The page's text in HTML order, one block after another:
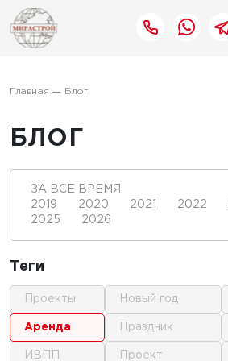
Главная Блог
БЛОГ
ЗА ВСЕ ВРЕМЯ
2019
2020 2021 2022
2025
2026
Теги
проекты
аренда
ИВПП
новый год
праздник
проект